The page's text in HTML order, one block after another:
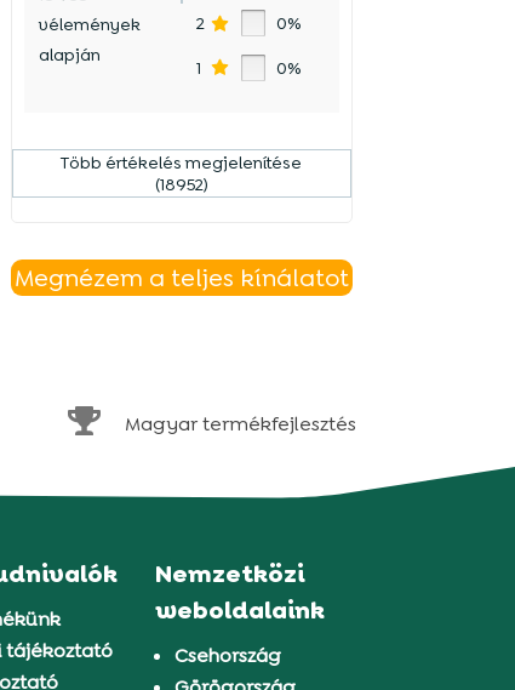
vélemények
alapján
2 0%
1 0%
Több értékelés megjelenítése
(18952)
Megnézem a teljes kínálatot
 Magyar termékfejlesztés
tájékoztató
Nemzetközi
weboldalaink
Csehország